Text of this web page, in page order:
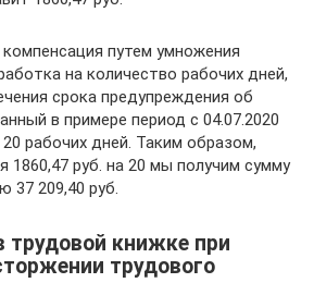
путем умножения
на количество рабочих дней,
срока предупреждения об
в примере период с 04.07.2020
рабочих дней. Таким образом,
1860,47 руб. на 20 мы получим сумму
37 209,40 руб.
трудовой книжке при
трудового